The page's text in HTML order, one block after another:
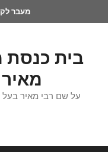
מעבר
בית כנסת
מאיר
על שם רבי מאיר בעל